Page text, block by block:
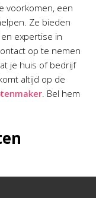
voorkomen, een
Ze bieden
expertise in
op te nemen
je huis of bedrijf
altijd op de
. Bel hem